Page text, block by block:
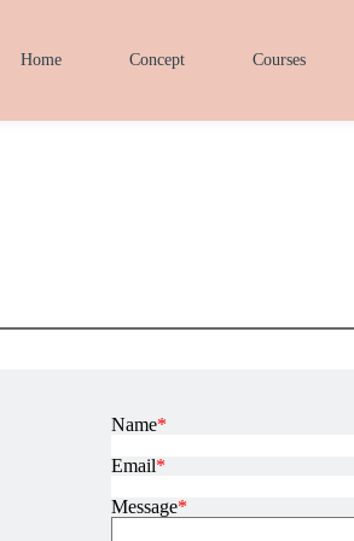
Home Concept Courses
Name*
Email*
Message*